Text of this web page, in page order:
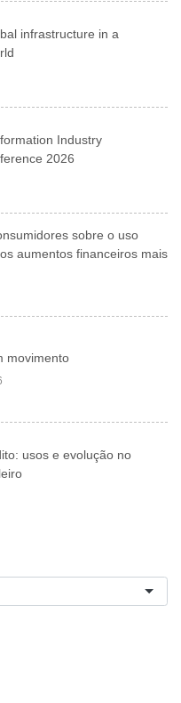
infrastructure in a
Industry
2026
sobre o uso
aumentos financeiros mais
movimento
usos e evolução no